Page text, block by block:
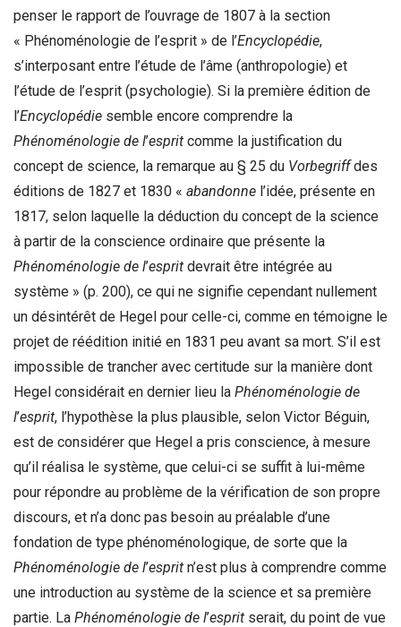
penser le rapport de l’ouvrage de 1807 à la section
« Phénoménologie de l’esprit » de l’Encyclopédie,
s’interposant entre l’étude de l’âme (anthropologie) et
l’étude de l’esprit (psychologie). Si la première édition de
l’Encyclopédie semble encore comprendre la
Phénoménologie de l’esprit comme la justification du
concept de science, la remarque au § 25 du Vorbegriffdes
éditions de 1827 et 1830 « abandonne l’idée, présente en
1817, selon laquelle la déduction du concept de la science
à partir de la conscience ordinaire que présente la
Phénoménologie de l’esprit devrait être intégrée au
système » (p. 200), ce qui ne signifie cependant nullement
un désintérêt de Hegel pour celle-ci, comme en témoigne le
projet de réédition initié en 1831 peu avant sa mort. S’il est
impossible de trancher avec certitude sur la manière dont
Hegel considérait en dernier lieu la Phénoménologie de
l’esprit, l’hypothèse la plus plausible, selon Victor Béguin,
est de considérer que Hegel a pris conscience, à mesure
qu’il réalisa le système, que celui-ci se suffit à lui-même
pour répondre au problème de la vérification de son propre
discours, et n’a donc pas besoin au préalable d’une
fondation de type phénoménologique, de sorte que la
Phénoménologie de l’esprit n’est plus à comprendre comme
une introduction au système de la science et sa première
partie. La Phénoménologie de l’esprit serait, du point de vue